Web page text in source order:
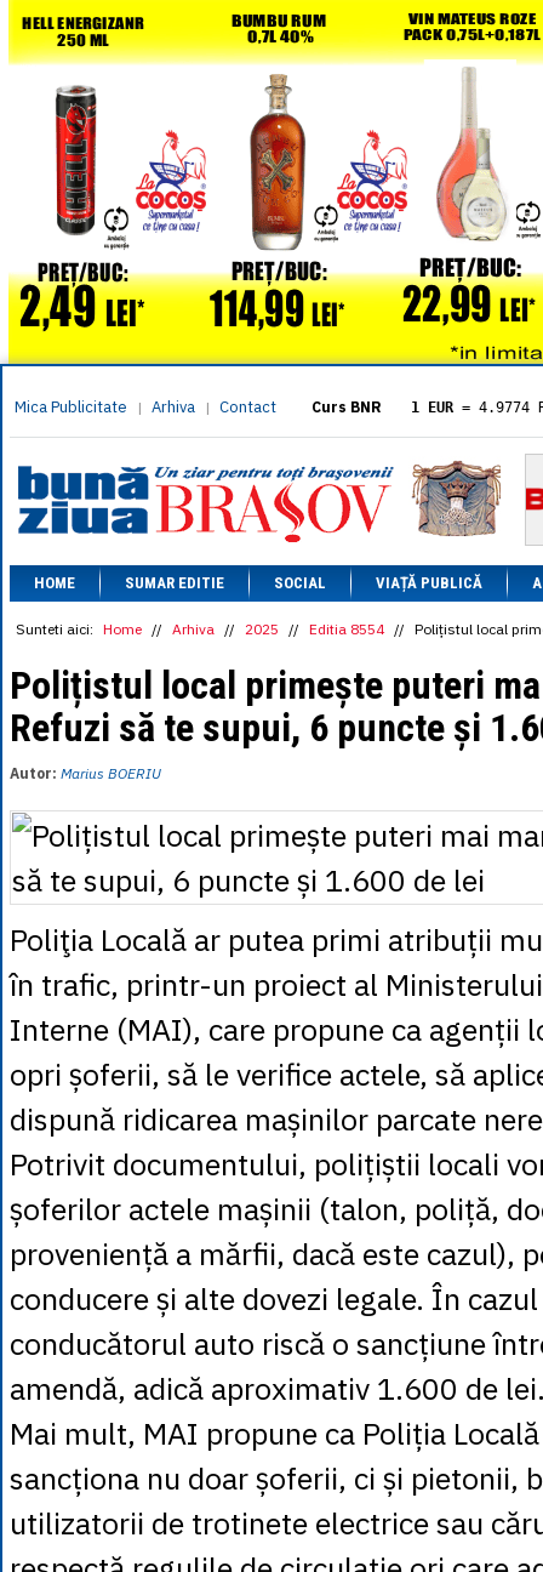
Mica Publicitate | Arhiva | Contact Curs BNR 1 EUR = 4.9774
= 5.8304
1 XAU= 464.4611
1 AED= 1.1933
1 AUD= 2.7957
1 BGN= 2.5449
1 CAD= 3.1559
1 CHF= 5.2813
1 CNY= 0.6015
1 DKK
= 0.6668
1 EGP= 0.0860
1 HUF
= 1.2223
1 INR = 0.0513
= 3.0556
1 MXN
= 0.2227
1 NOK= 0.4191
1 NZD
= 2.6097
1 PLN = 1.1646
1 RSD= 0.0425
1 RUB= 0.0530
1 SEK= 0.4526
1 TRY
= 0.1141
1 UAH= 0.1048
= 5.9383
1 ZAR= 0.2318
HOME SUMAR EDITIE SOCIAL VIAȚĂ PUBLICĂ
Sunteti aici: Home // Arhiva // 2025 // Editia 8554 // Polițistul local
Polițistul local primește puteri
Refuzi să te supui, 6 puncte și
Autor: Marius BOERIU
Poliţia Locală ar putea primi atribuții
în trafic, printr-un proiect al
Interne (MAI), care propune ca agenții
opri șoferii, să le verifice actele, să
dispună ridicarea mașinilor parcate
Potrivit documentului, polițiștii locali
șoferilor actele mașinii (talon, poliță,
proveniență a mărfii, dacă este cazul),
conducere și alte dovezi legale. În
conducătorul auto riscă o sancțiune
amendă, adică aproximativ 1.600 de
Mai mult, MAI propune ca Poliția
sancționa nu doar șoferii, ci și pietonii,
utilizatorii de trotinete electrice sau